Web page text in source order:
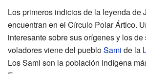
Los primeros indicios de la leyenda de
encuentran en el Círculo Polar Ártico.
interesante sobre sus orígenes y los de
voladores viene del puebloSami de la
Los Sami son la población indígena